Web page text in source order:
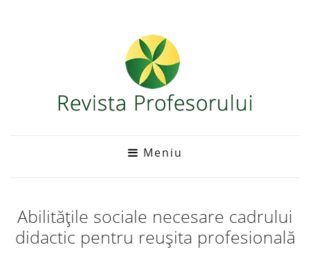
Meniu
Abilitățile sociale necesare cadrului
didactic pentru reușita profesională